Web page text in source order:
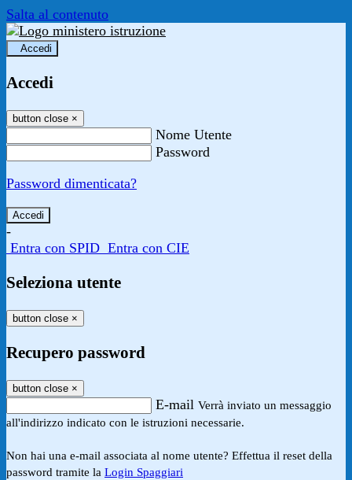
Salta al contenuto
Accedi
Accedi
button close ×
Nome Utente
Password
Password dimenticata?
-
Entra con SPID Entra con CIE
Seleziona utente
button close ×
Recupero password
button close ×
E-mail Verrà inviato un messaggio
all'indirizzo indicato con le istruzioni necessarie.
Non hai una e-mail associata al nome utente? Effettua il reset della
password tramite la Login Spaggiari